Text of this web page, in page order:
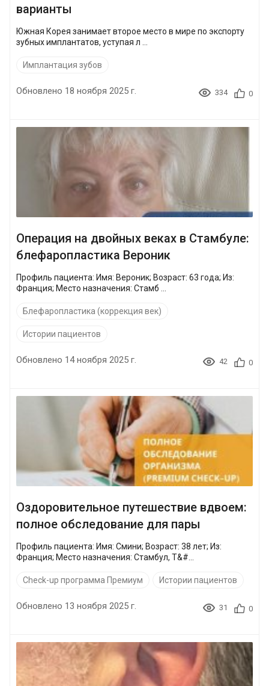
варианты
Южная Корея занимает второе место в мире по экспорту
зубных имплантатов, уступая л ...
Имплантация зубов
Обновлено 18 ноября 2025 г. 334 0
Операция на двойных веках в Стамбуле:
блефаропластика Вероник
Профиль пациента: Имя: Вероник; Возраст: 63 года; Из:
Франция; Место назначения: Стамб ...
Блефаропластика (коррекция век)
Истории пациентов
Обновлено 14 ноября 2025 г. 42 0
Оздоровительное путешествие вдвоем:
полное обследование для пары
Профиль пациента: Имя: Смини; Возраст: 38 лет; Из:
Франция; Место назначения: Стамбул, Т&#...
Check-up программа Премиум Истории пациентов
Обновлено 13 ноября 2025 г. 31 0